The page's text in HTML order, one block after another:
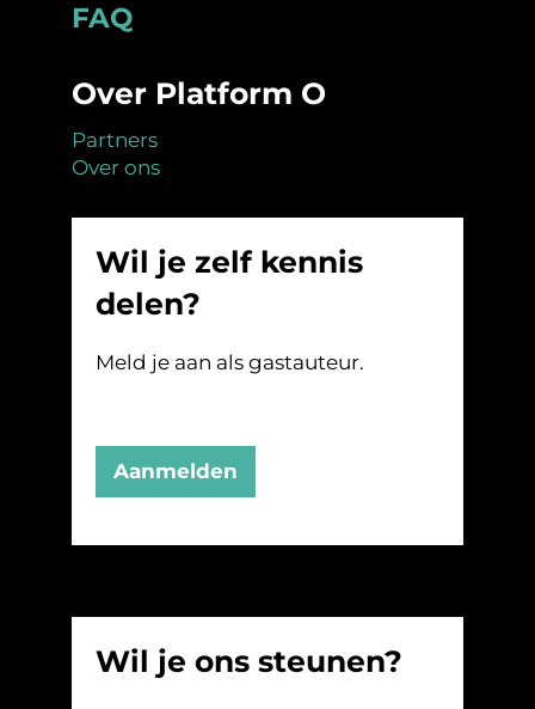
Footer
FAQ
Over Platform O
Partners
Over ons
Wil je zelf kennis
delen?
Meld je aan als gastauteur.
Aanmelden
Wil je ons steunen?